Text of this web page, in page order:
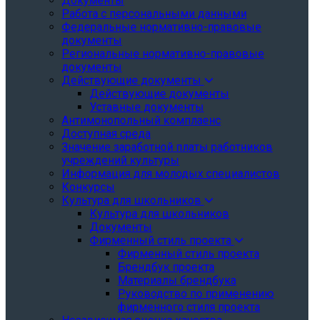
Работа с персональными данными
Федеральные нормативно-правовые
документы
Региональные нормативно-правовые
документы
Действующие документы
Действующие документы
Уставные документы
Антимонопольный комплаенс
Доступная среда
Значение заработной платы работников
учреждений культуры
Информация для молодых специалистов
Конкурсы
Культура для школьников
Культура для школьников
Документы
Фирменный стиль проекта
Фирменный стиль проекта
Брендбук проекта
Материалы брендбука
Руководство по применению
фирменного стиля проекта